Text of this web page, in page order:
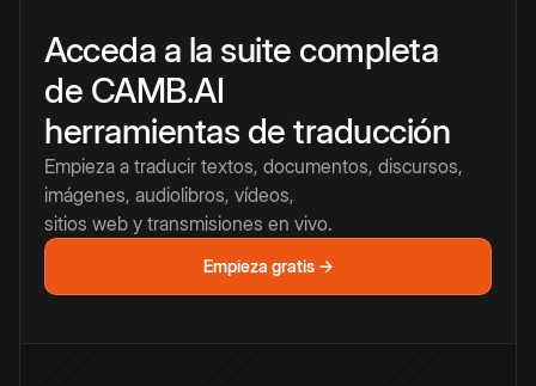
Acceda a la suite completa
de CAMB.AI
herramientas de traducción
Empieza a traducir textos, documentos, discursos,
imágenes, audiolibros, vídeos,
sitios web y transmisiones en vivo.
Empieza gratis →